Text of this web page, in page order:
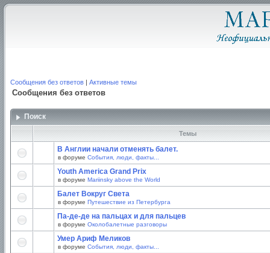
Сообщения без ответов | Активные темы
Сообщения без ответов
Поиск
Темы
В Англии начали отменять балет.
в форуме События, люди, факты...
Youth America Grand Prix
в форуме Mariinsky above the World
Балет Вокруг Света
в форуме Путешествие из Петербурга
Па-де-де на пальцах и для пальцев
в форуме Околобалетные разговоры
Умер Ариф Меликов
в форуме События, люди, факты...